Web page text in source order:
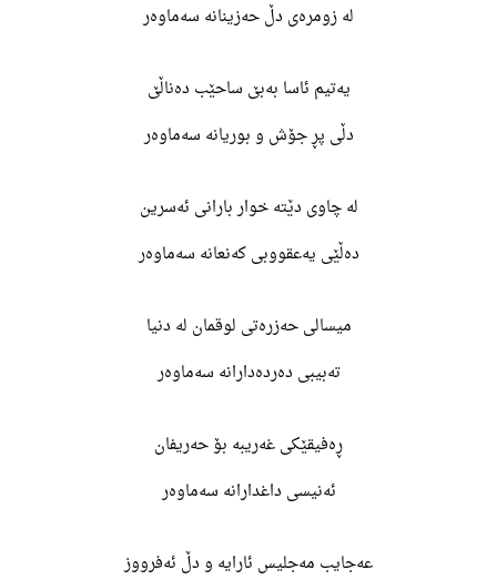
لە زومرەی دڵ حەزینانە سەماوەر
یەتیم ئاسا بەبێ ساحێب دەناڵێ
دڵی پڕ جۆش و بوریانە سەماوەر
لە چاوی دێتە خوار بارانی ئەسرین
دەڵێی یەعقووبی کەنعانە سەماوەر
میسالی حەزرەتی لوقمان لە دنیا
تەبیبی دەردەدارانە سەماوەر
ڕەفیقێکی غەریبە بۆ حەریفان
ئەنیسی داغدارانە سەماوەر
عەجایب مەجلیس ئارایە و دڵ ئەفرووز